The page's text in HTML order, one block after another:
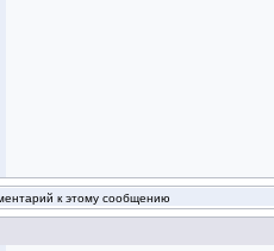
к этому сообщению